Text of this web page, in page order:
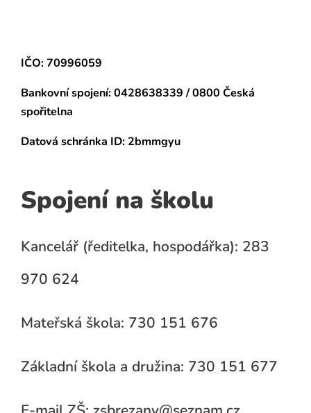
IČO: 70996059
Bankovní spojení:0428638339 / 0800 Česká
spořitelna
Datová schránka ID: 2bmmgyu
Spojení na školu
Kancelář (ředitelka, hospodářka): 283
970 624
Mateřská škola: 730 151 676
Základní škola a družina: 730 151 677